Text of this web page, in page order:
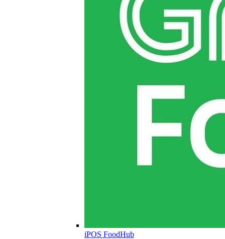
iPOS FoodHub